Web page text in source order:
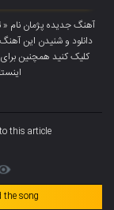
آهنگ جدیده پژمان نام
کلیک کنید همچنین برای
this article :
the song